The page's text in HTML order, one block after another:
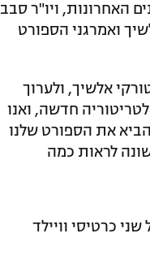
האחרונות, ויו"ר סבב
ואמרגני הספורט
אלשיך, ולערוך
חדשה, ואנו
את הספורט שלנו
לראות כמה
כרטיסי וויילד